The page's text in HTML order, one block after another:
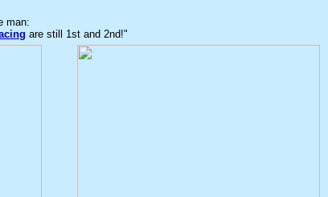
man:
are still 1st and 2nd!"